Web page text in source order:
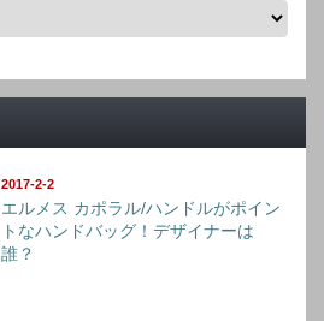
2017-2-2
エルメス カポラル/ハンドルがポイン
トなハンドバッグ！デザイナーは
誰？